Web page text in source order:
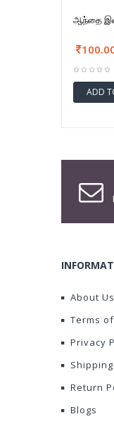
ஆந்தை
ADD
About Us
Terms
Privacy
Return
Blogs